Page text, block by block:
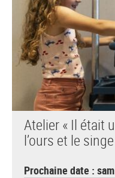
Atelier « Il était
l’ours et le
Prochaine date :